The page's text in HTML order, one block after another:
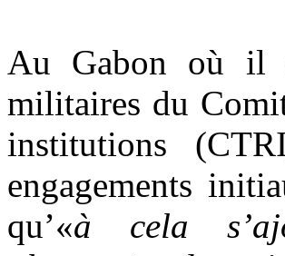
Au Gabon où il
militaires du
institutions
engagements
qu’«à cela